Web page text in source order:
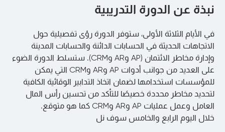
نبذة عن الدورة التدريبية
في الأيام الثلاثة الأولى، ستوفر الدورة رؤى تفصيلية حول
الاتجاهات الحديثة في الحسابات الدائنة والحسابات المدينة
وإدارة مخاطر الائتمان (AP وAR وCRM). ستسلط الدورة الضوء
على العديد من جوانب أدوات AP وAR وCRM التي يمكن
للمؤسسات استخدامها لضمان اتخاذ التدابير الوقائية الكافية
لتحديد مخاطر محددة خصيصًا للتأكد من تحسين رأس المال
العامل وعمل عمليات AP وAR وCRM كما هو متوقع.
خلال اليوم الرابع والخامس سوف نل